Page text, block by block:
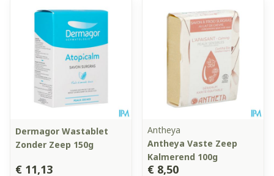
Dermagor Wastablet
Zonder Zeep 150g
€ 11,13
Antheya
Antheya Vaste Zeep
Kalmerend 100g
€ 8,50